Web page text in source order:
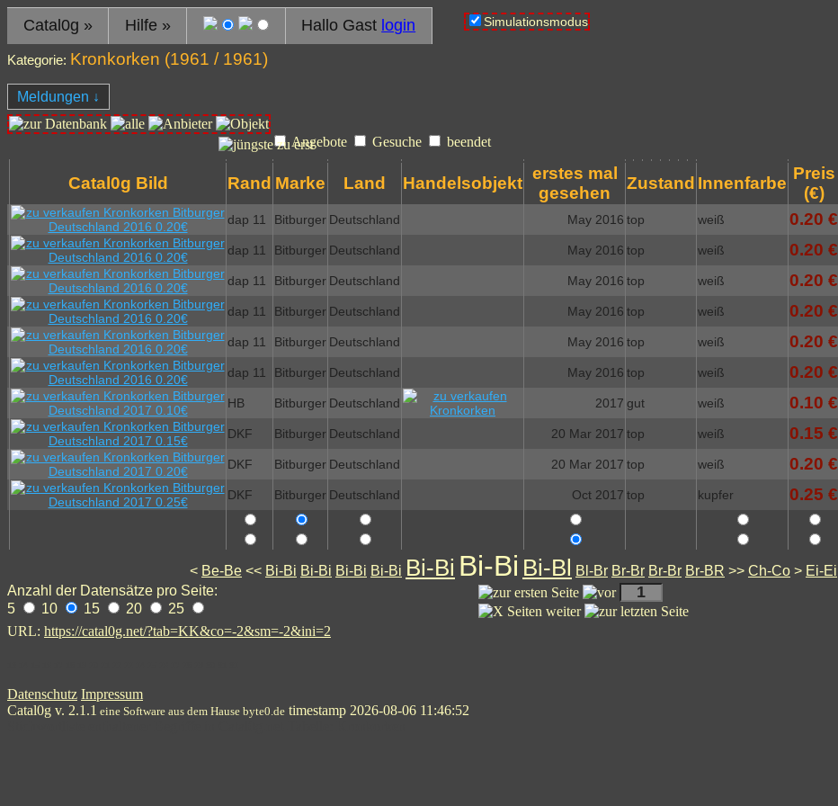
Catal0g » Hilfe » Hallo Gast login Simulationsmodus
Kategorie: Kronkorken (1961 / 1961)
Meldungen ↓
Angebote Gesuche beendet
Catal0g Bild Rand Marke Land Handelsobjekt
erstes mal
gesehen
Zustand Innenfarbe
Preis
(€)
dap 11 Bitburger Deutschland May 2016 top weiß 0.20 €
dap 11 Bitburger Deutschland May 2016 top weiß 0.20 €
dap 11 Bitburger Deutschland May 2016 top weiß 0.20 €
dap 11 Bitburger Deutschland May 2016 top weiß 0.20 €
dap 11 Bitburger Deutschland May 2016 top weiß 0.20 €
dap 11 Bitburger Deutschland May 2016 top weiß 0.20 €
HB Bitburger Deutschland 2017 gut weiß 0.10 €
DKF Bitburger Deutschland 20 Mar 2017 top weiß 0.15 €
DKF Bitburger Deutschland 20 Mar 2017 top weiß 0.20 €
DKF Bitburger Deutschland Oct 2017 top kupfer 0.25 €
< Be-Be << Bi-Bi Bi-Bi Bi-Bi Bi-Bi Bi-Bi Bi-Bi Bi-Bl Bl-Br Br-Br Br-Br Br-BR >> Ch-Co > Ei-Ei
Anzahl der Datensätze pro Seite:
5
10 15 20 25
URL: https://catal0g.net/?tab=KK&co=-2&sm=-2&ini=2
Datenschutz Impressum
Catal0g v. 2.1.1 eine Software aus dem Hause byte0.de timestamp 2026-08-06 11:46:52